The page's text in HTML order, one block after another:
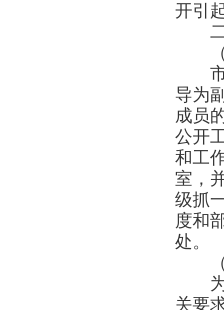
开引
二
（
市
导为
成员
公开
和工
室，
级抓
度和
处。
（
为
关要